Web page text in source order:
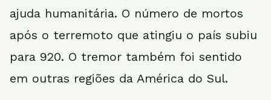
ajuda humanitária. O número de mortos
após o terremoto que atingiu o país subiu
para 920. O tremor também foi sentido
em outras regiões da América do Sul.